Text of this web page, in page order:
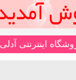
شاپ خوش آمدید ***🚚*** انواع مایو